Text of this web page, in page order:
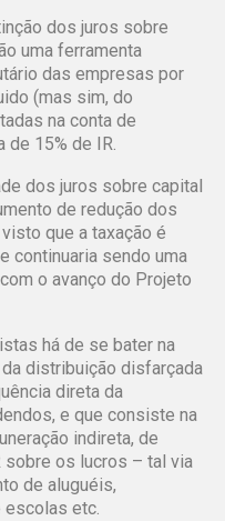
dos juros sobre
uma ferramenta
das empresas por
(mas sim, do
na conta de
15% de IR.
dos juros sobre capital
de redução dos
que a taxação é
continuaria sendo uma
o avanço do Projeto
há de se bater na
distribuição disfarçada
direta da
e que consiste na
indireta, de
sobre os lucros – tal via
de aluguéis,
escolas etc.